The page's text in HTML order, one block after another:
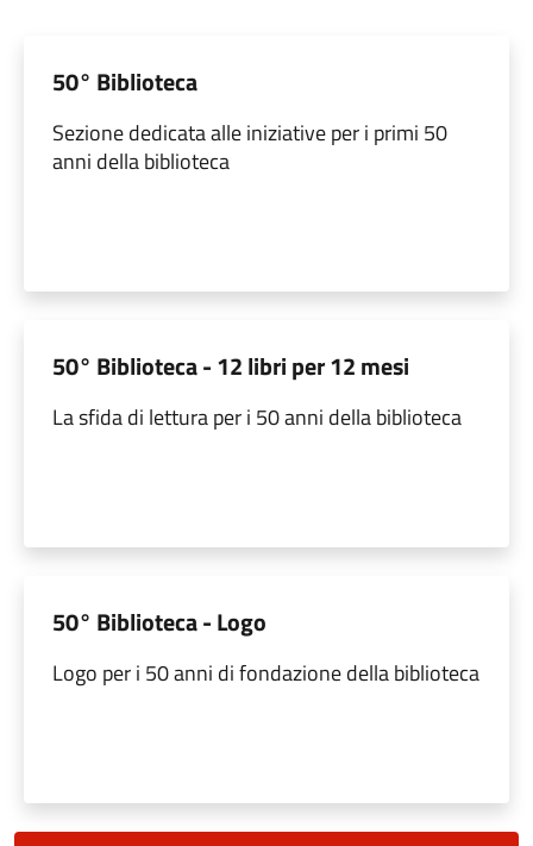
50° Biblioteca
Sezione dedicata alle iniziative per i primi 50
anni della biblioteca
50° Biblioteca - 12 libri per 12 mesi
La sfida di lettura per i 50 anni della biblioteca
50° Biblioteca - Logo
Logo per i 50 anni di fondazione della biblioteca